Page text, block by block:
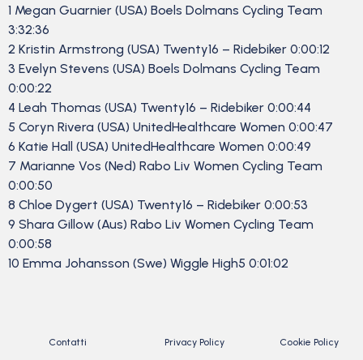
1 Megan Guarnier (USA) Boels Dolmans Cycling Team
3:32:36
2 Kristin Armstrong (USA) Twenty16 – Ridebiker 0:00:12
3 Evelyn Stevens (USA) Boels Dolmans Cycling Team
0:00:22
4 Leah Thomas (USA) Twenty16 – Ridebiker 0:00:44
5 Coryn Rivera (USA) UnitedHealthcare Women 0:00:47
6 Katie Hall (USA) UnitedHealthcare Women 0:00:49
7 Marianne Vos (Ned) Rabo Liv Women Cycling Team
0:00:50
8 Chloe Dygert (USA) Twenty16 – Ridebiker 0:00:53
9 Shara Gillow (Aus) Rabo Liv Women Cycling Team
0:00:58
10 Emma Johansson (Swe) Wiggle High5 0:01:02
Contatti Privacy Policy Cookie Policy